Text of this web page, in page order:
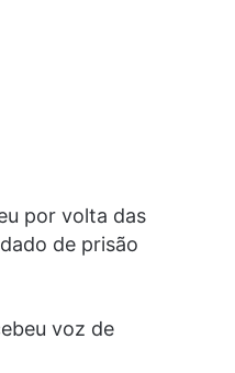
por volta das
de prisão
voz de